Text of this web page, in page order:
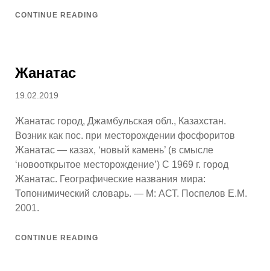
CONTINUE READING
Жанатас
Posted
19.02.2019
Жанатас город, Джамбульская обл., Казахстан.
Возник как пос. при месторождении фосфоритов
Жанатас — казах, ‘новый камень’ (в смысле
‘новооткрытое месторождение’) С 1969 г. город
Жанатас. Географические названия мира:
Топонимический словарь. — М: АСТ. Поспелов Е.М.
2001.
CONTINUE READING